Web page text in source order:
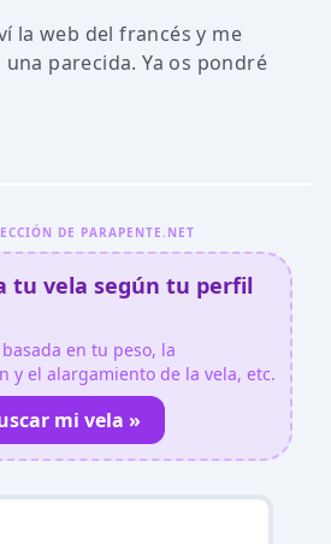
la web del francés y me
parecida. Ya os pondré
DE PARAPENTE.NET
tu vela según tu perfil
en tu peso, la
y el alargamiento de la vela, etc.
mi vela »